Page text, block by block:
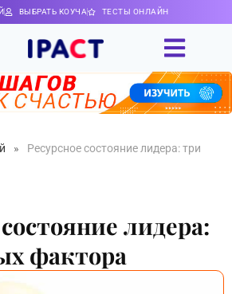
ВЫБРАТЬ КОУЧА ТЕСТЫ ОНЛАЙН
»
Ресурсное состояние лидера: три
лидера:
фактора